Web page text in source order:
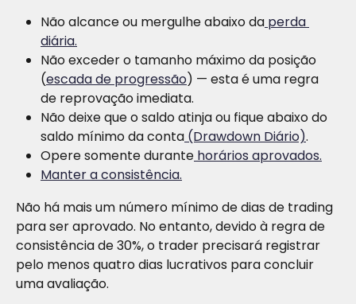
Não alcance ou mergulhe abaixo da perda
diária.
Não exceder o tamanho máximo da posição
(escada de progressão) — esta é uma regra
de reprovação imediata.
Não deixe que o saldo atinja ou fique abaixo do
saldo mínimo da conta (Drawdown Diário).
Opere somente durante horários aprovados.
Manter a consistência.
Não há mais um número mínimo de dias de trading
para ser aprovado. No entanto, devido à regra de
consistência de 30%, o trader precisará registrar
pelo menos quatro dias lucrativos para concluir
uma avaliação.